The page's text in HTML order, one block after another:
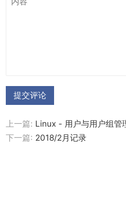
提交评论
上一篇: Linux - 用户与用户组管
下一篇: 2018/2月记录